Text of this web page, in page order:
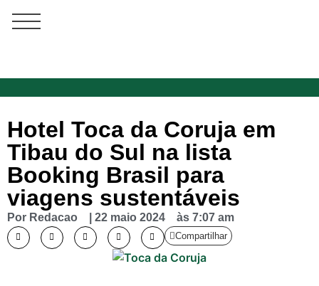
Hotel Toca da Coruja em
Tibau do Sul na lista
Booking Brasil para
viagens sustentáveis
Por Redacao 22 maio 2024 às 7:07 am
Compartilhar